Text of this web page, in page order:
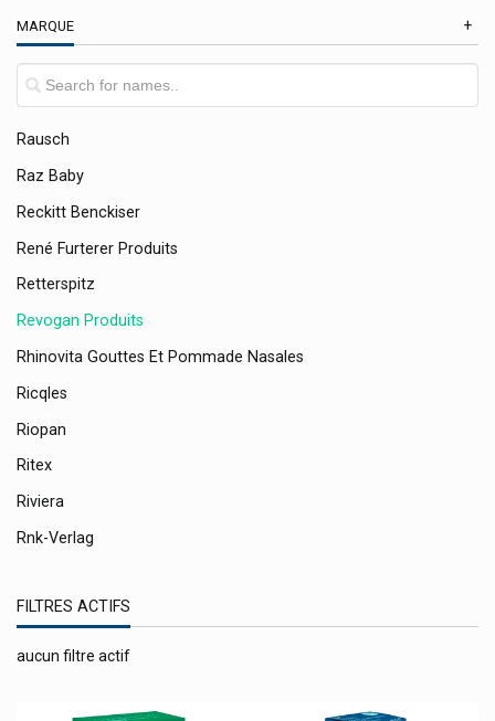
MARQUE
Queen Charlotte Vivibene Lux
Quies
Ratiopharm
Rausch
Raz Baby
Reckitt Benckiser
René Furterer Produits
Retterspitz
Revogan Produits
Rhinovita Gouttes Et Pommade Nasales
Ricqles
Riopan
Ritex
Riviera
Rnk-Verlag
Rocal Groupe Lehning
FILTRES ACTIFS
aucun filtre actif